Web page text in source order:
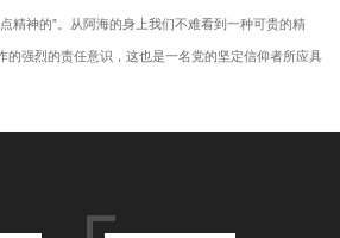
精神的”。从阿海的身上我们不难看到一种可贵的精
的强烈的责任意识，这也是一名党的坚定信仰者所应具